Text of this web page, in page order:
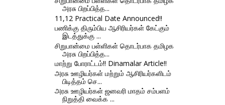
அரசு பிறப்பித்த...
11,12 Practical Date Announced!!
பணிக்கு திரும்பிய ஆசிரியர்கள் கேட்கும்
இடத்துக்கு ...
சிறுபான்மை பள்ளிகள் தொடர்பாக தமிழக
அரசு பிறப்பித்த...
மாற்று போராட்டம்!! Dinamalar Article!!
அரசு ஊழியர்கள் மற்றும் ஆசிரியர்களிடம்
பிடித்தம் செ...
அரசு ஊழியர்கள் ஜனவரி மாதம் சம்பளம்
நிறுத்தி வைக்க ...